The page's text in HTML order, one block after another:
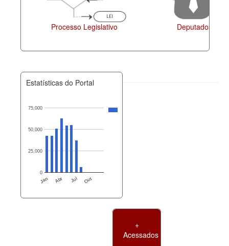
Processo Legislativo Deputados
Estatísticas do Portal
Jan Abr Jul Out
0
25,000
50,000
75,000
+
Acessados